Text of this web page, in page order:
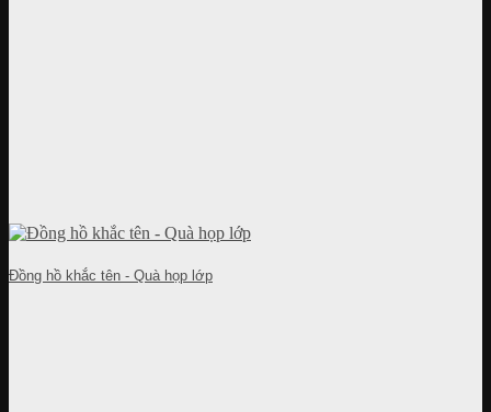
Đồng hồ khắc tên - Quà họp lớp